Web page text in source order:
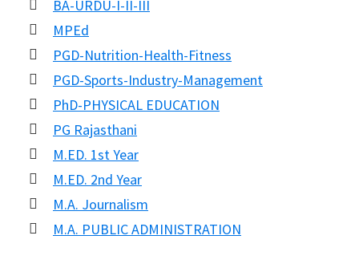
BA-URDU-I-II-III
MPEd
PGD-Nutrition-Health-Fitness
PGD-Sports-Industry-Management
PhD-PHYSICAL EDUCATION
PG Rajasthani
M.ED. 1st Year
M.ED. 2nd Year
M.A. Journalism
M.A. PUBLIC ADMINISTRATION